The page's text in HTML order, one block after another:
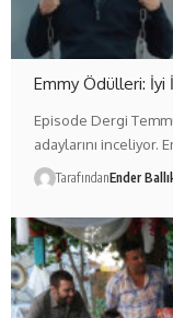
Emmy Ödülleri: İyi
Episode Dergi
adaylarını inceliyor.
TarafındanEnder